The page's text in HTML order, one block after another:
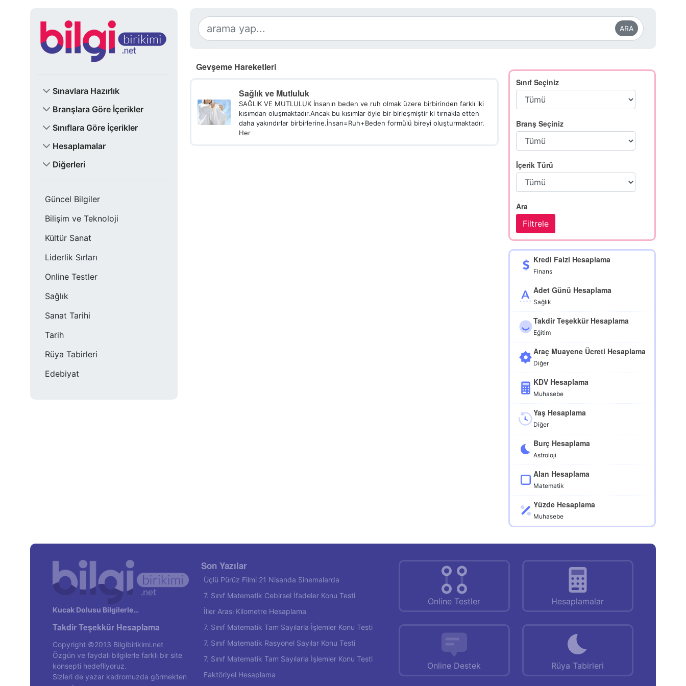
Sınavlara Hazırlık
Branşlara Göre İçerikler
Sınıflara Göre İçerikler
Hesaplamalar
Diğerleri
Güncel Bilgiler
Bilişim ve Teknoloji
Kültür Sanat
Liderlik Sırları
Online Testler
Sağlık
Sanat Tarihi
Tarih
Rüya Tabirleri
Edebiyat
ARA
Gevşeme Hareketleri
Sağlık ve Mutluluk
SAĞLIK VE MUTLULUK İnsanın beden ve ruh olmak üzere birbirinden farklı iki
kısımdan oluşmaktadır.Ancak bu kısımlar öyle bir birleşmiştir ki tırnakla etten
daha yakındırlar birbirlerine.İnsan=Ruh+Beden formülü bireyi oluşturmaktadır.
Her
Sınıf Seçiniz
Branş Seçiniz
İçerik Türü
Ara
Kredi Faizi Hesaplama
Finans
Adet Günü Hesaplama
Sağlık
Takdir Teşekkür Hesaplama
Eğitim
Araç Muayene Ücreti Hesaplama
Diğer
KDV Hesaplama
Muhasebe
Yaş Hesaplama
Diğer
Burç Hesaplama
Astroloji
Alan Hesaplama
Matematik
Yüzde Hesaplama
Muhasebe
Kucak Dolusu Bilgilerle…
Takdir Teşekkür Hesaplama
Copyright ©2013 Bilgibirikimi.net
Özgün ve faydalı bilgilerle farklı bir site
konsepti hedefliyoruz.
Sizleri de yazar kadromuzda görmekten
Son Yazılar
Üçlü Pürüz Filmi 21 Nisanda Sinemalarda
7. Sınıf Matematik Cebirsel İfadeler Konu Testi
İller Arası Kilometre Hesaplama
7. Sınıf Matematik Tam Sayılarla İşlemler Konu Testi
7. Sınıf Matematik Rasyonel Sayılar Konu Testi
7. Sınıf Matematik Tam Sayılarla İşlemler Konu Testi
Faktöriyel Hesaplama
Online Testler Hesaplamalar
Online Destek Rüya Tabirleri